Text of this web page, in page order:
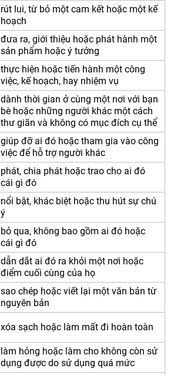
rút lui, từ bỏ một cam kết hoặc một kế
hoạch
đưa ra, giới thiệu hoặc phát hành một
sản phẩm hoặc ý tưởng
thực hiện hoặc tiến hành một công
việc, kế hoạch, hay nhiệm vụ
dành thời gian ở cùng một nơi với bạn
bè hoặc những người khác một cách
thư giãn và không có mục đích cụ thể
giúp đỡ ai đó hoặc tham gia vào công
việc để hỗ trợ người khác
phát, chia phát hoặc trao cho ai đó
cái gì đó
nổi bật, khác biệt hoặc thu hút sự chú
ý
bỏ qua, không bao gồm ai đó hoặc
cái gì đó
dẫn dắt ai đó ra khỏi một nơi hoặc
điểm cuối cùng của họ
sao chép hoặc viết lại một văn bản từ
nguyên bản
xóa sạch hoặc làm mất đi hoàn toàn
làm hỏng hoặc làm cho không còn sử
dụng được do sử dụng quá mức